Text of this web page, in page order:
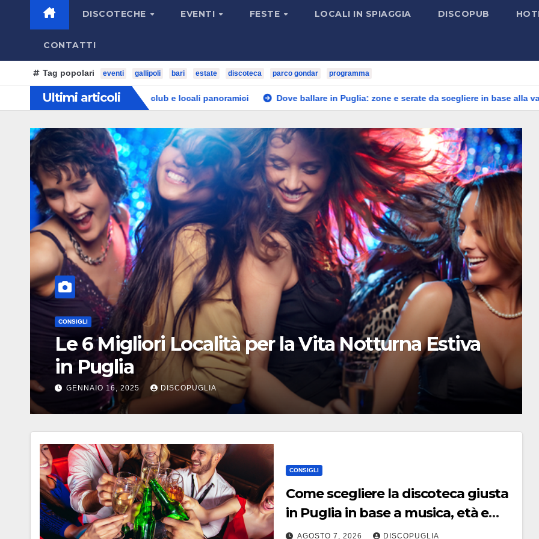
DISCOTECHE EVENTI FESTE LOCALI IN SPIAGGIA DISCOPUB
CONTATTI
Tag popolari eventi gallipoli bari estate discoteca parco gondar programma
Ultimi articoli
scegliere beach club e locali panoramici Dove ballare in Puglia: zone e serate da scegliere in base alla vacanza
CONSIGLI
Come scegliere la discoteca giusta in Puglia in
base a musica, età e atmosfera
AGOSTO 7, 2026 DISCOPUGLIA
CONSIGLI
Come scegliere la discoteca giusta
in Puglia in base a musica, età e
atmosfera
AGOSTO 7, 2026 DISCOPUGLIA